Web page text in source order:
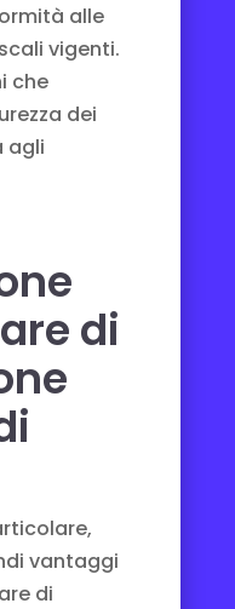
alle
vigenti.
che
dei
agli
di
vantaggi
di